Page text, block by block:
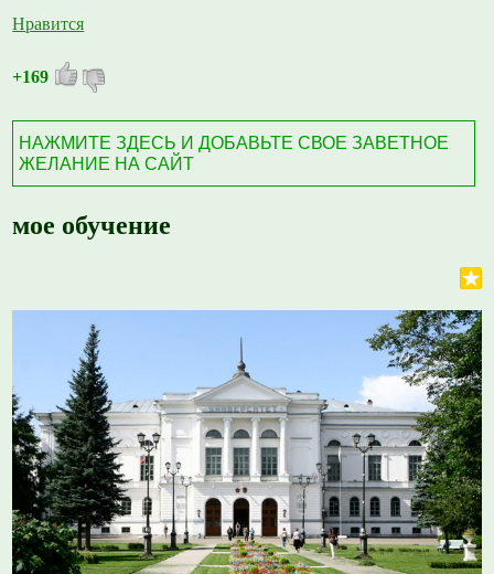
Нравится
+169
НАЖМИТЕ ЗДЕСЬ И ДОБАВЬТЕ СВОЕ ЗАВЕТНОЕ
ЖЕЛАНИЕ НА САЙТ
мое обучение